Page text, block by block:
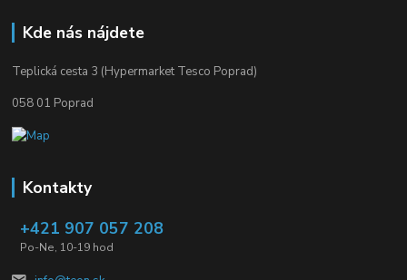
Kde nás nájdete
Teplická cesta 3 (Hypermarket Tesco Poprad)
058 01 Poprad
Kontakty
+421 907 057 208
Po-Ne, 10-19 hod